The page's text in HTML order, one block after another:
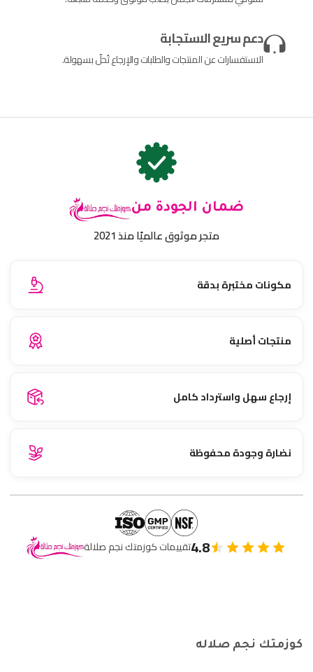
دعم سريع الاستجابة
الاستفسارات عن المنتجات والطلبات والإرجاع تُحلّ بسهولة.
ضمان الجودة من
متجر موثوق عالميًا منذ 2021
مكونات مختبرة بدقة
منتجات أصلية
إرجاع سهل واسترداد كامل
نضارة وجودة محفوظة
4.8تقييمات كوزمتك نجم صلالة
كوزمتك نجم صلاله